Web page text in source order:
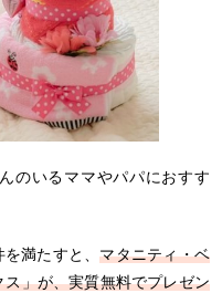
のいるママやパパにおすす
を満たすと、マタニティ・ベ
」が、実質無料でプレゼン